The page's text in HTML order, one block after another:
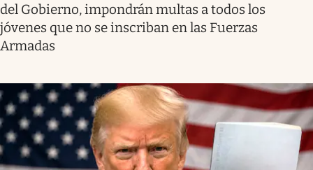
del Gobierno, impondrán multas a todos los
jóvenes que no se inscriban en las Fuerzas
Armadas